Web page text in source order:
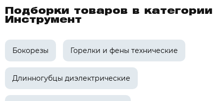
Подборки товаров в категории
Инструмент
Бокорезы Горелки и фены технические
Длинногубцы диэлектрические